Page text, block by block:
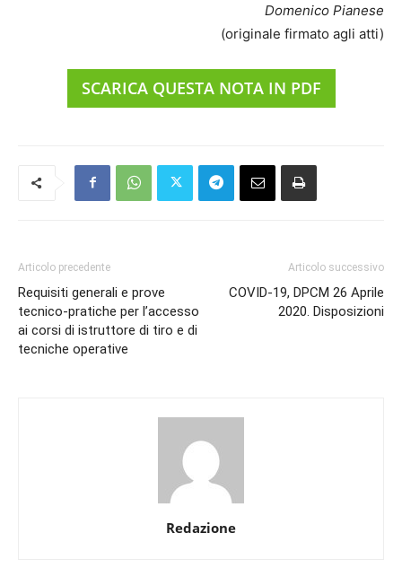
Domenico Pianese
(originale firmato agli atti)
SCARICA QUESTA NOTA IN PDF
Articolo precedente
Requisiti generali e prove
tecnico-pratiche per l’accesso
ai corsi di istruttore di tiro e di
tecniche operative
Articolo successivo
COVID-19, DPCM 26 Aprile
2020. Disposizioni
Redazione